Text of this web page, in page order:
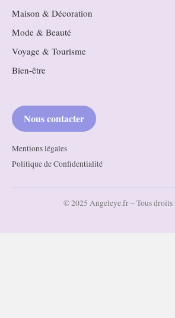
Maison & Décoration
Mode & Beauté
Voyage & Tourisme
Bien-être
Nous contacter
Mentions légales
Politique de Confidentialité
© 2025 Angeleye.fr – Tous droits